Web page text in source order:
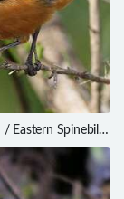
Eastern Spinebill /
tenuirostris